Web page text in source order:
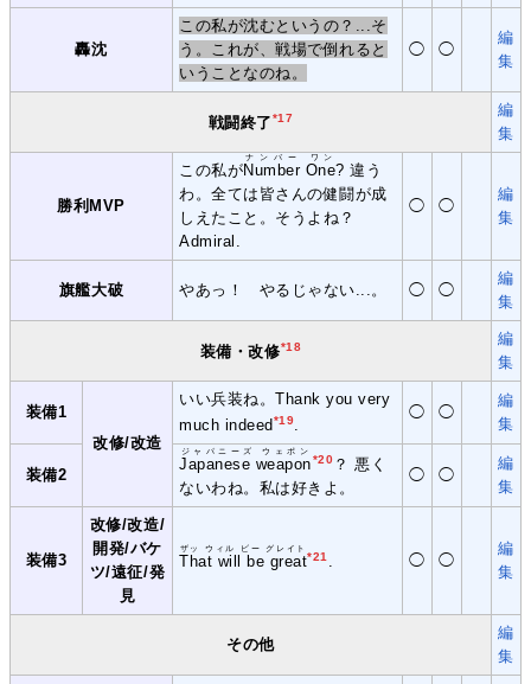
轟沈
この私が沈むというの？...そ
う。これが、戦場で倒れると
いうことなのね。
◯ ◯
編
集
戦闘終了*17
編
集
勝利MVP
この私がNumber One
ナンバー ワン
? 違う
わ。全ては皆さんの健闘が成
しえたこと。そうよね？
Admiral.
◯ ◯
編
集
旗艦大破 やあっ！ やるじゃない...。 ◯ ◯
編
集
装備・改修*18
編
集
装備1
改修/改造
いい兵装ね。Thank you very
much indeed*19.
◯ ◯
編
集
装備2
Japanese weapon
ジャパニーズ ウェポン
*20 ？ 悪く
ないわね。私は好きよ。
◯ ◯
編
集
装備3
改修/改造/
開発/バケ
ツ/遠征/発
見
That will be great
ザッ ウィル ビー グレイト
*21. ◯ ◯
編
集
その他
編
集